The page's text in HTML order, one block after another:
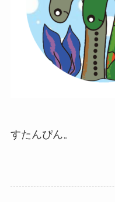
すたんぴん。